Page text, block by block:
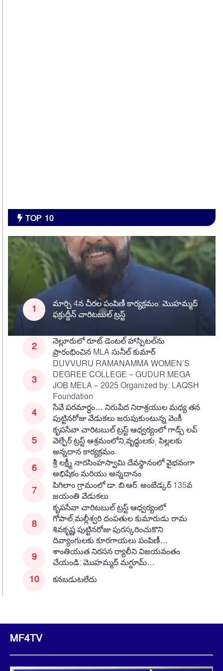
TOP 10
మార్చి 4న చీరల పంపిణీ కార్యక్రమం: మొహమ్మద్
ఫక్రుద్దీన్ చారిటబుల్ ట్రస్ట్
నెల్లూరులో రూట్ డెంటల్ హాస్పిటల్‌ను
ప్రారంభించిన MLA సునీల్ కుమార్
DUVVURU RAMANAMMA WOMEN’S
DEGREE COLLEGE – GUDUR:MEGA
JOB MELA – 2025 Organized by: LAQSH
Foundation
సేవే పరమార్ధం… నిరుపేద నిరాశ్రయుల మధ్య తన
పుట్టినరోజు వేడుకలు జరుపుకుంటున్న వెంకీ
కృపసేవా చారిటబుల్ ట్రస్ట్ ఆధ్వర్యంలో గాడ్స్ లవ్
వెల్ఫేర్ ట్రస్ట్ ఆశ్రమంలోని,వృద్ధులకు, పిల్లలకు
అన్నదాన కార్యక్రమం..
శ్రీ లక్ష్మీ నారసింహస్వామి దేవస్థానంలో వైభవంగా
అభిషేకం మరియు అన్నదానం
పిగిలాం గ్రామంలో డా. బి.ఆర్. అంబేడ్కర్ 135వ
జయంతి వేడుకలు
కృపసేవా చారిటబుల్ ట్రస్ట్ ఆధ్వర్యంలో
గోపాల్,మల్లీశ్వరి దంపతుల కుమారుడు రామ
శివకృష్ణ పుట్టినరోజు పురస్కరించుకొని
దివ్యాంగులకు కూరగాయలు పంపిణీ…
శాంతియుత నిరసన ర్యాలీని విజయవంతం
చేయండి: మొహమ్మద్ మగ్దూమ్…
కనబడుటలేదు
MF4TV